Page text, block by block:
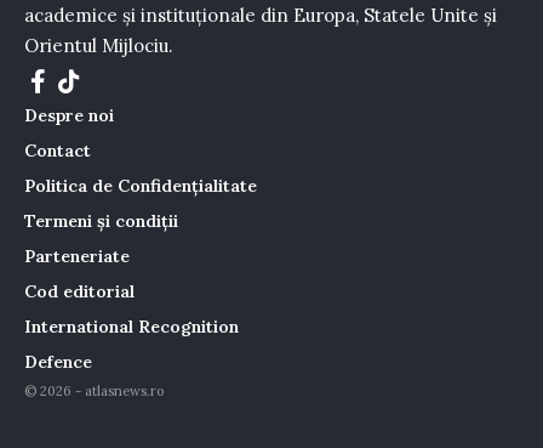
academice și instituționale din Europa, Statele Unite și
Orientul Mijlociu.
Despre noi
Contact
Politica de Confidențialitate
Termeni și condiții
Parteneriate
Cod editorial
International Recognition
Defence
© 2026 - atlasnews.ro